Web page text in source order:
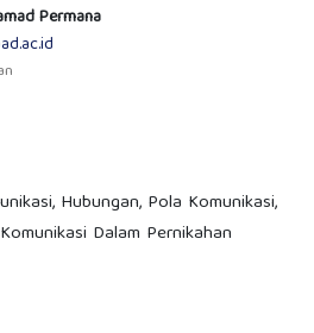
Permana
Hubungan, Pola Komunikasi,
Dalam Pernikahan